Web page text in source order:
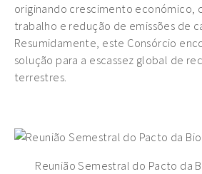
originando crescimento económico,
trabalho e redução de emissões de
Resumidamente, este Consórcio
solução para a escassez global de
terrestres.
Reunião Semestral do Pacto da